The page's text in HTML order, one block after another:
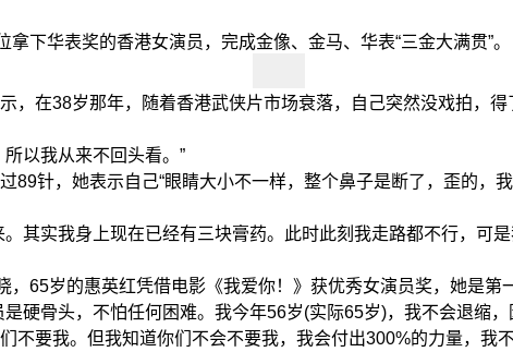
华表奖的香港女演员，完成金像、金马、华表“三金大满贯”。
在38岁那年，随着香港武侠片市场衰落，自己突然没戏拍，得
以我从来不回头看。”
针，她表示自己“眼睛大小不一样，整个鼻子是断了，歪的，
实我身上现在已经有三块膏药。此时此刻我走路都不行，可
岁的惠英红凭借电影《我爱你！》获优秀女演员奖，她是第
骨头，不怕任何困难。我今年56岁(实际65岁)，我不会退缩，
不要我。但我知道你们不会不要我，我会付出300%的力量，我